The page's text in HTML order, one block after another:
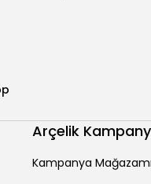
Arçelik
Kampanya